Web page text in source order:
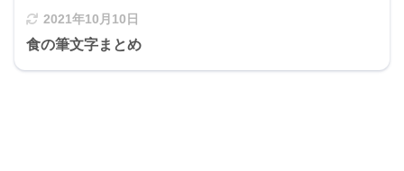
2021年10月10日
食の筆文字まとめ